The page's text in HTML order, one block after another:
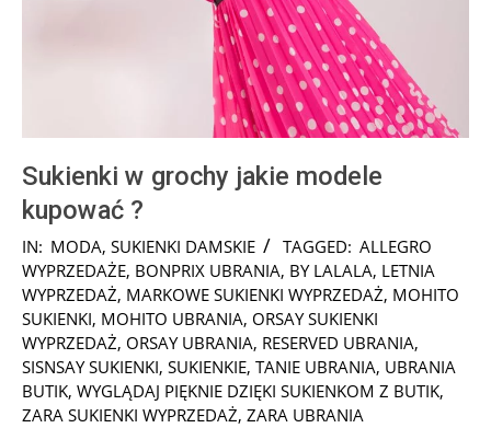
Sukienki w grochy jakie modele
kupować ?
2024-
12-
02
IN: MODA, SUKIENKI DAMSKIE TAGGED: ALLEGRO
WYPRZEDAŻE, BONPRIX UBRANIA, BY LALALA, LETNIA
WYPRZEDAŻ, MARKOWE SUKIENKI WYPRZEDAŻ, MOHITO
SUKIENKI, MOHITO UBRANIA, ORSAY SUKIENKI
WYPRZEDAŻ, ORSAY UBRANIA, RESERVED UBRANIA,
SISNSAY SUKIENKI, SUKIENKIE, TANIE UBRANIA, UBRANIA
BUTIK, WYGLĄDAJ PIĘKNIE DZIĘKI SUKIENKOM Z BUTIK,
ZARA SUKIENKI WYPRZEDAŻ, ZARA UBRANIA